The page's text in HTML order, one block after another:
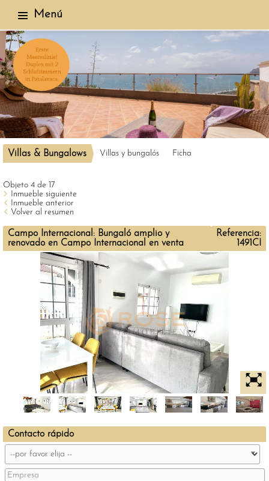
Menú
Villas & Bungalows Villas y bungalós Ficha
Objeto 4 de 17
Inmueble siguiente
Inmueble anterior
Volver al resumen
Campo Internacional: Bungaló amplio y
renovado en Campo Internacional en venta
Referencia:
1491CI
Contacto rápido